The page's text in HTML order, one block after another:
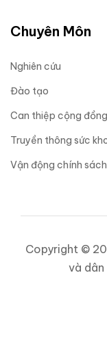
Chuyên Môn
Nghiên cứu
Đào tạo
Can thiệp cộng đồng
Truyền thông sức
Vận động chính sách
Copyright ©
và dân